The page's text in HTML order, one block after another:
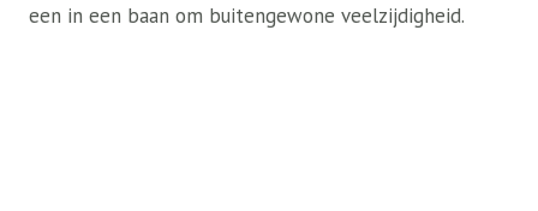
een in een baan om buitengewone veelzijdigheid.